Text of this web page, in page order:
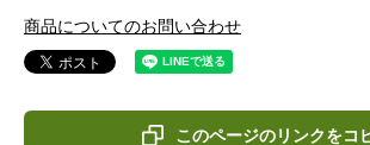
商品についてのお問い合わせ
このページのリンクをコ